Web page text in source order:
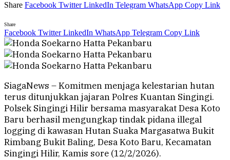
Share Facebook Twitter LinkedIn Telegram WhatsApp Copy Link
Share
Facebook Twitter LinkedIn WhatsApp Telegram Copy Link
SiagaNews – Komitmen menjaga kelestarian hutan
terus ditunjukkan jajaran Polres Kuantan Singingi.
Polsek Singingi Hilir bersama masyarakat Desa Koto
Baru berhasil mengungkap tindak pidana illegal
logging di kawasan Hutan Suaka Margasatwa Bukit
Rimbang Bukit Baling, Desa Koto Baru, Kecamatan
Singingi Hilir, Kamis sore (12/2/2026).